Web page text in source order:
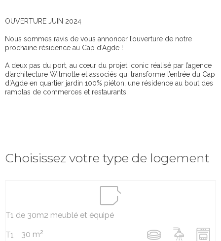
OUVERTURE JUIN 2024
Nous sommes ravis de vous annoncer l’ouverture de notre
prochaine résidence au Cap d’Agde !
A deux pas du port, au cœur du projet Iconic réalisé par l’agence
d’architecture Wilmotte et associés qui transforme l’entrée du Cap
d’Agde en quartier jardin 100% piéton, une résidence au bout des
ramblas de commerces et restaurants.
Choisissez votre type de logement
T1 de 30m2 meublé et équipé
T1 30 m2